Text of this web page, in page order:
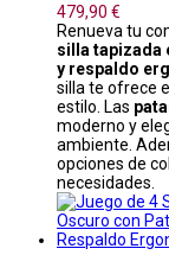
479,90 €
Renueva tu
silla tapizada
y respaldo
silla te ofrece el
estilo. Las
moderno y
ambiente.
opciones de
necesidades.